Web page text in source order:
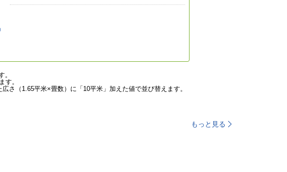
。
す。
さ（1.65平米×畳数）に「10平米」加えた値で並び替えます。
もっと見る